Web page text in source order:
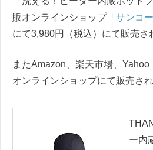
販オンラインショップ「 サンコ
にて3,980円（税込）にて販売さ
またAmazon、楽天市場、
オンラインショップにて販売され
ー内